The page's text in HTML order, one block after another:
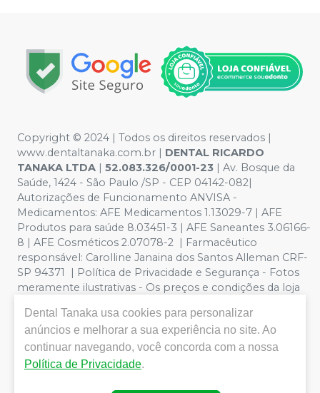
Copyright © 2024 | Todos os direitos reservados |
www.dentaltanaka.com.br | DENTAL RICARDO
TANAKA LTDA | 52.083.326/0001-23 | Av. Bosque da
Saúde, 1424 - São Paulo /SP - CEP 04142-082|
Autorizações de Funcionamento ANVISA -
Medicamentos: AFE Medicamentos 1.13029-7 | AFE
Produtos para saúde 8.03451-3 | AFE Saneantes 3.06166-
8 | AFE Cosméticos 2.07078-2 | Farmacêutico
responsável: Carolline Janaina dos Santos Alleman CRF-
SP 94371
| Política de Privacidade e Segurança - Fotos
meramente ilustrativas - Os preços e condições da loja
divergência de preços no site, o valor válido é o do
Carrinho de Compra. Não vendemos por atacado por
isso nos reservamos o direito de não atender compras
de grandes volumes pelo site. Vendas somente para
Dental Tanaka usa cookies para personalizar
anúncios e melhorar a sua experiência no site. Ao
continuar navegando, você concorda com a nossa
Política de Privacidade.